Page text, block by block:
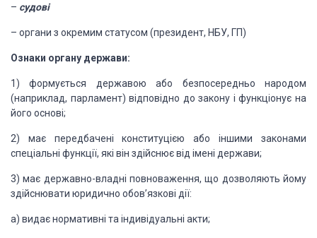
– судові
– органи з окремим статусом (президент, НБУ, ГП)
Ознаки органу держави:
1) формується державою або безпосередньо народом
(наприклад, парламент) відповідно до закону і функціонує на
його основі;
2) має передбачені конституцією або іншими законами
спеціальні функції, які він здійснює від імені держави;
3) має державно-владні повноваження, що дозволяють йому
здійснювати юридично обов’язкові дії:
а) видає нормативні та індивідуальні акти;